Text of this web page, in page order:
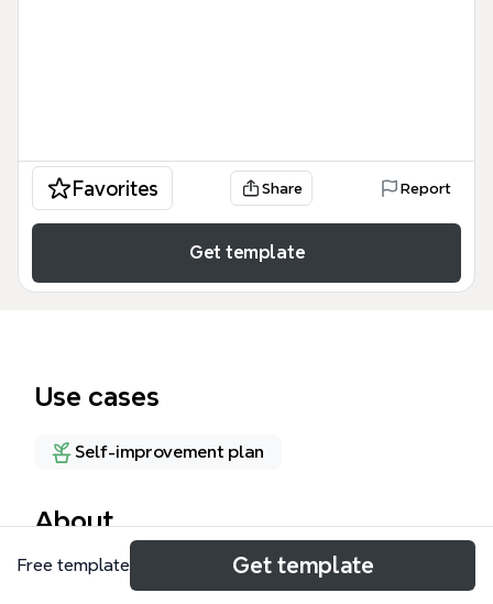
Favorites Share Report
Get template
Use cases
Self-improvement plan
About
「低碳生活 你我童行 孩有希望」心智圖模板由 Xmind
Free template Get template